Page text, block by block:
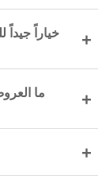
+
ما
+
+